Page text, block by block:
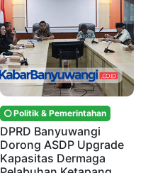
Politik & Pemerintahan
DPRD Banyuwangi
Dorong ASDP Upgrade
Kapasitas Dermaga